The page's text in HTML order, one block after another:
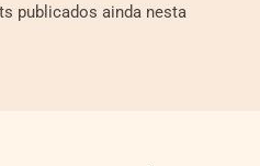
publicados ainda nesta